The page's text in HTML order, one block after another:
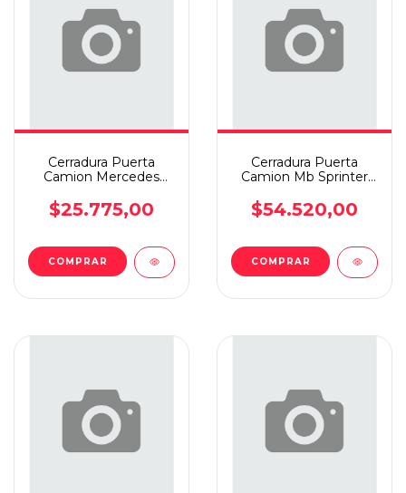
Cerradura Puerta
Camion Mercedes
97(ext) Izq
$25.775,00
Cerradura Puerta
Camion Mb Sprinter
Der
$54.520,00